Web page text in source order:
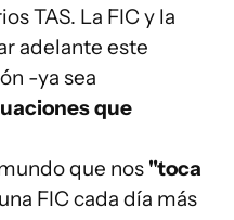
TAS. La FIC y la
adelante este
-ya sea
que
que nos "toca
FIC cada día más